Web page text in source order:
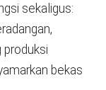
sekaligus:
produksi
bekas